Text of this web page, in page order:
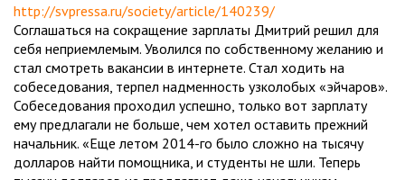
http://svpressa.ru/society/article/140239/
Соглашаться на сокращение зарплаты Дмитрий решил для
себя неприемлемым. Уволился по собственному желанию и
стал смотреть вакансии в интернете. Стал ходить на
собеседования, терпел надменность узколобых «эйчаров».
Собеседования проходил успешно, только вот зарплату
ему предлагали не больше, чем хотел оставить прежний
начальник. «Еще летом 2014-го было сложно на тысячу
долларов найти помощника, и студенты не шли. Теперь